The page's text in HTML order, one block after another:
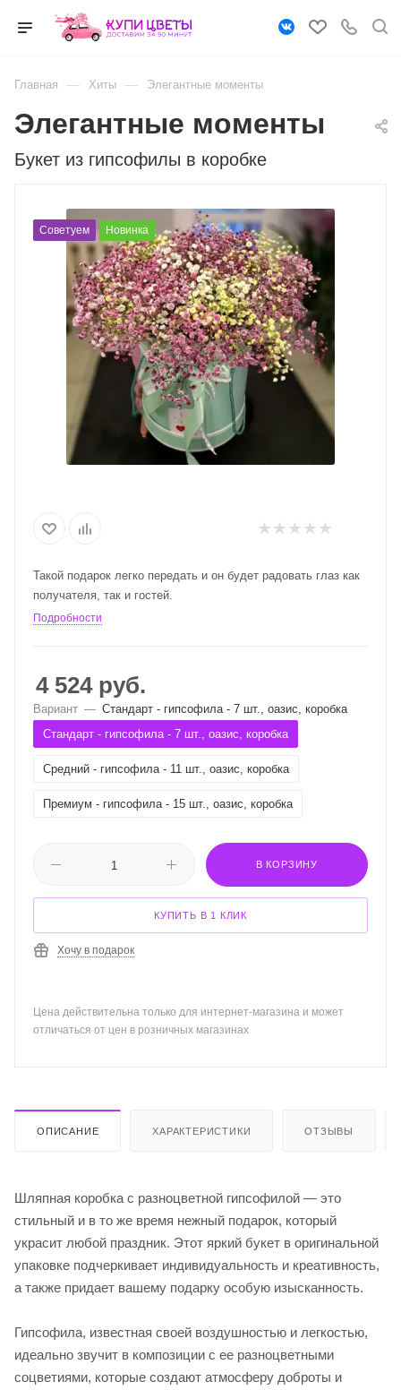
Главная — Хиты — Элегантные моменты
Букет из гипсофилы в коробке
Элегантные моменты
Советуем Новинка
Такой подарок легко передать и он будет радовать глаз как
получателя, так и гостей.
Подробности
4 524руб.
Вариант — Стандарт - гипсофила - 7 шт., оазис, коробка
Стандарт - гипсофила - 7 шт., оазис, коробка
Средний - гипсофила - 11 шт., оазис, коробка
Премиум - гипсофила - 15 шт., оазис, коробка
В КОРЗИНУ
КУПИТЬ В 1 КЛИК
Хочу в подарок
Цена действительна только для интернет-магазина и может
отличаться от цен в розничных магазинах
ОПИСАНИЕ ХАРАКТЕРИСТИКИ ОТЗЫВЫ
Шляпная коробка с разноцветной гипсофилой — это
стильный и в то же время нежный подарок, который
украсит любой праздник. Этот яркий букет в оригинальной
упаковке подчеркивает индивидуальность и креативность,
а также придает вашему подарку особую изысканность.
Гипсофила, известная своей воздушностью и легкостью,
идеально звучит в композиции с ее разноцветными
соцветиями, которые создают атмосферу доброты и